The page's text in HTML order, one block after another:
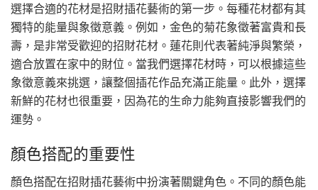
選擇合適的花材是招財插花藝術的第一步。每種花材都有其
獨特的能量與象徵意義。例如，金色的菊花象徵著富貴和長
壽，是非常受歡迎的招財花材。蓮花則代表著純淨與繁榮，
適合放置在家中的財位。當我們選擇花材時，可以根據這些
象徵意義來挑選，讓整個插花作品充滿正能量。此外，選擇
新鮮的花材也很重要，因為花的生命力能夠直接影響我們的
運勢。
顏色搭配的重要性
顏色搭配在招財插花藝術中扮演著關鍵角色。不同的顏色能